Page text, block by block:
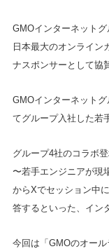
GMOインターネット
日本最大のオンライン
ナスポンサーとして協
GMOインターネット
てグループ入社した若
グループ4社のコラボ
〜若手エンジニアが現
からXでセッション中
答するといった、イン
今回は「GMOのオー